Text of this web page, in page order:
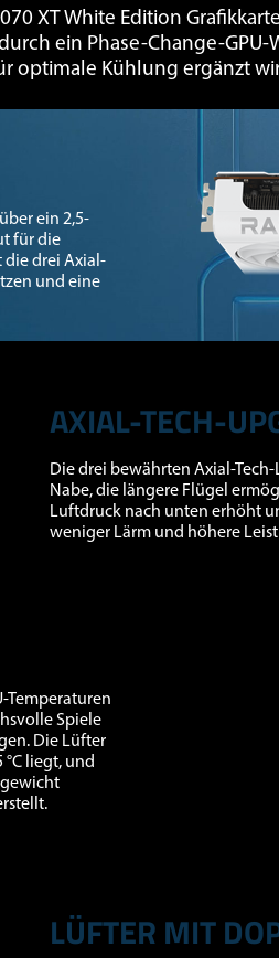
XT White Edition
ein Phase-Change-
optimale Kühlung ergänzt
ein 2,5-
für die
die drei Axial-
und eine
AXIAL-TECH-
Die drei bewährten Axial-
Nabe, die längere Flügel
Luftdruck nach unten erhöht
weniger Lärm und höhere
Temperaturen
Spiele
Die Lüfter
liegt, und
LÜFTER MIT